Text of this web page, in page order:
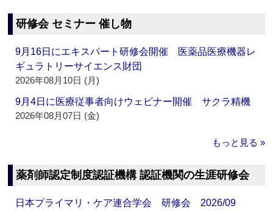
研修会 セミナー 催し物
9月16日にエキスパート研修会開催 医薬品医療機器レ
ギュラトリーサイエンス財団
2026年08月10日 (月)
9月4日に医療従事者向けウェビナー開催 サクラ精機
2026年08月07日 (金)
もっと見る »
薬剤師認定制度認証機構 認証機関の生涯研修会
日本プライマリ・ケア連合学会 研修会 2026/09